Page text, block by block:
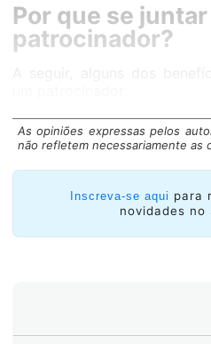
Por que se
patrocinador?
As opiniões expressas pelos
não refletem necessariamente as
Inscreva-se aqui para
novidades no